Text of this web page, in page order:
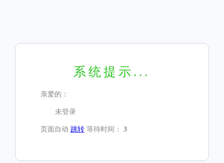
系统提示...
亲爱的：
未登录
页面自动 跳转等待时间： 3